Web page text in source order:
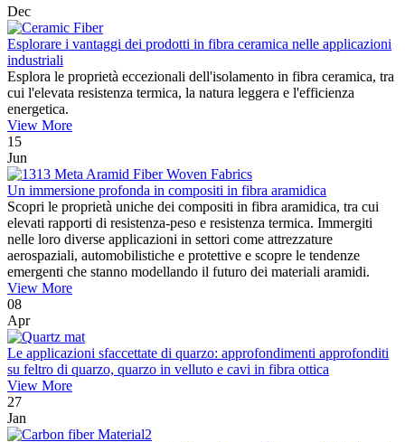
Dec
Esplorare i vantaggi dei prodotti in fibra ceramica nelle applicazioni
industriali
Esplora le proprietà eccezionali dell'isolamento in fibra ceramica, tra
cui l'elevata resistenza termica, la natura leggera e l'efficienza
energetica.
View More
15
Jun
Un immersione profonda in compositi in fibra aramidica
Scopri le proprietà uniche dei compositi in fibra aramidica, tra cui
elevati rapporti di resistenza-peso e resistenza termica. Immergiti
nelle loro diverse applicazioni in settori come attrezzature
aerospaziali, automobilistiche e protettive e scopre le tendenze
emergenti che stanno modellando il futuro dei materiali aramidi.
View More
08
Apr
Le applicazioni sfaccettate di quarzo: approfondimenti approfonditi
su feltro di quarzo, quarzo in velluto e cavi in ​​fibra ottica
View More
27
Jan